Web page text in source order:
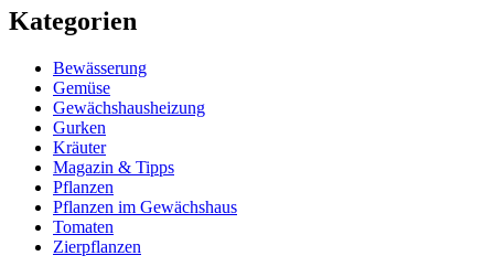
Kategorien
Bewässerung
Gemüse
Gewächshausheizung
Gurken
Kräuter
Magazin & Tipps
Pflanzen
Pflanzen im Gewächshaus
Tomaten
Zierpflanzen